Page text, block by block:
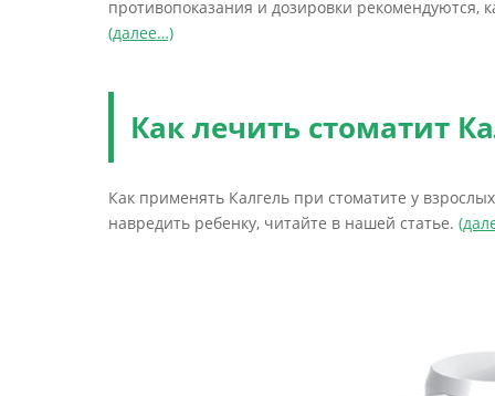
противопоказания и дозировки рекомендуются,
(далее…)
Как лечить стоматит
Как применять Калгель при стоматите у
навредить ребенку, читайте в нашей статье.